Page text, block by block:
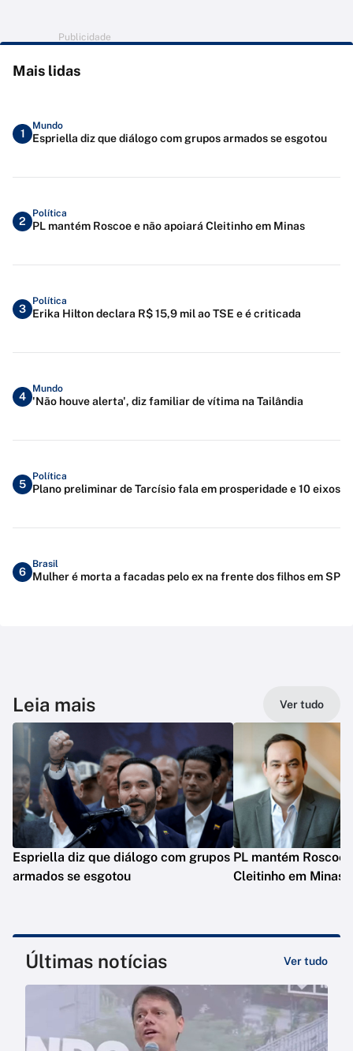
Publicidade
Mais lidas
1
Mundo
Espriella diz que diálogo com grupos armados se esgotou
2
Política
PL mantém Roscoe e não apoiará Cleitinho em Minas
3
Política
Erika Hilton declara R$ 15,9 mil ao TSE e é criticada
4
Mundo
'Não houve alerta', diz familiar de vítima na Tailândia
5
Política
Plano preliminar de Tarcísio fala em prosperidade e 10 eixos
6
Brasil
Mulher é morta a facadas pelo ex na frente dos filhos em SP
Leia mais Ver tudo
Espriella diz que diálogo com grupos
armados se esgotou
PL mantém Roscoe
Cleitinho em Minas
Últimas notícias Ver tudo